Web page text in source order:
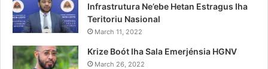
Infrastrutura Ne’ebe Hetan Estragus Iha
Teritoriu Nasional
March 11, 2022
Krize Boót Iha Sala Emerjénsia HGNV
March 26, 2022